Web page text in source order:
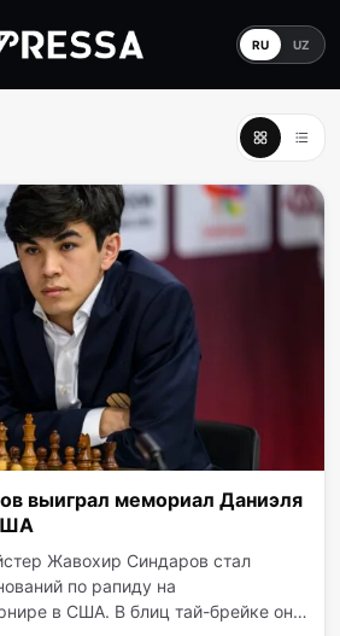
RU UZ
выиграл мемориал Даниэля
Жавохир Синдаров стал
по рапиду на
в США. В блиц тай-брейке он